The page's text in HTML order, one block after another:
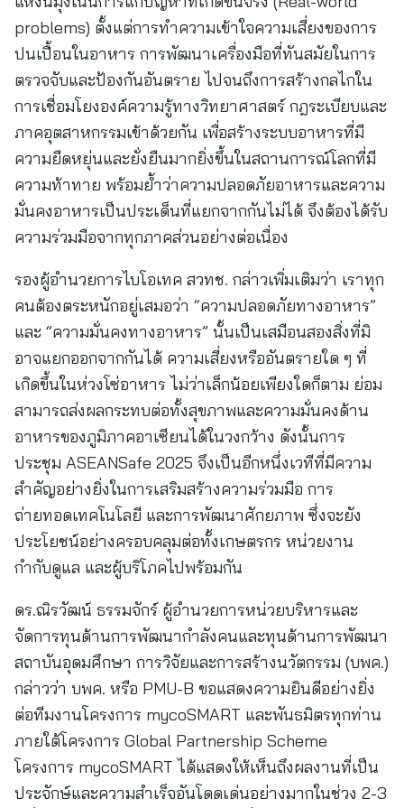
problems) ตั้งแต่การทำความเข้าใจความเสี่ยงของการ
ปนเปื้อนในอาหาร การพัฒนาเครื่องมือที่ทันสมัยในการ
ตรวจจับและป้องกันอันตราย ไปจนถึงการสร้างกลไกใน
การเชื่อมโยงองค์ความรู้ทางวิทยาศาสตร์ กฎระเบียบและ
ภาคอุตสาหกรรมเข้าด้วยกัน เพื่อสร้างระบบอาหารที่มี
ความยืดหยุ่นและยั่งยืนมากยิ่งขึ้นในสถานการณ์โลกที่มี
ความท้าทาย พร้อมย้ำว่าความปลอดภัยอาหารและความ
มั่นคงอาหารเป็นประเด็นที่แยกจากกันไม่ได้ จึงต้องได้รับ
ความร่วมมือจากทุกภาคส่วนอย่างต่อเนื่อง
รองผู้อำนวยการไบโอเทค สวทช. กล่าวเพิ่มเติมว่า เราทุก
คนต้องตระหนักอยู่เสมอว่า “ความปลอดภัยทางอาหาร”
และ “ความมั่นคงทางอาหาร” นั้นเป็นเสมือนสองสิ่งที่มิ
อาจแยกออกจากกันได้ ความเสี่ยงหรืออันตรายใด ๆ ที่
เกิดขึ้นในห่วงโซ่อาหาร ไม่ว่าเล็กน้อยเพียงใดก็ตาม ย่อม
สามารถส่งผลกระทบต่อทั้งสุขภาพและความมั่นคงด้าน
อาหารของภูมิภาคอาเซียนได้ในวงกว้าง ดังนั้นการ
ประชุม ASEANSafe 2025 จึงเป็นอีกหนึ่งเวทีที่มีความ
สำคัญอย่างยิ่งในการเสริมสร้างความร่วมมือ การ
ถ่ายทอดเทคโนโลยี และการพัฒนาศักยภาพ ซึ่งจะยัง
ประโยชน์อย่างครอบคลุมต่อทั้งเกษตรกร หน่วยงาน
กำกับดูแล และผู้บริโภคไปพร้อมกัน
ดร.ณิรวัฒน์ ธรรมจักร์ ผู้อำนวยการหน่วยบริหารและ
จัดการทุนด้านการพัฒนากำลังคนและทุนด้านการพัฒนา
สถาบันอุดมศึกษา การวิจัยและการสร้างนวัตกรรม (บพค.)
กล่าวว่า บพค. หรือ PMU-B ขอแสดงความยินดีอย่างยิ่ง
ต่อทีมงานโครงการ mycoSMART และพันธมิตรทุกท่าน
ภายใต้โครงการ Global Partnership Scheme
โครงการ mycoSMART ได้แสดงให้เห็นถึงผลงานที่เป็น
ประจักษ์และความสำเร็จอันโดดเด่นอย่างมากในช่วง 2-3